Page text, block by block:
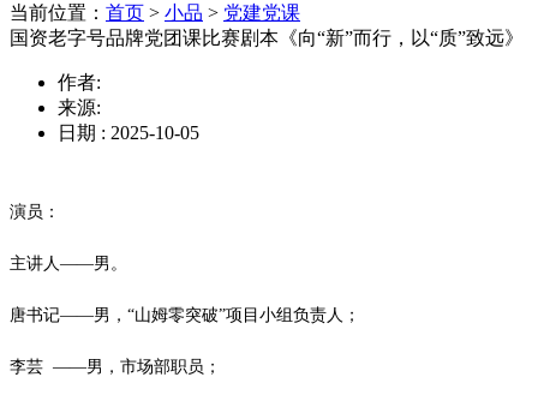
当前位置： 首页 > 小品 > 党建党课
国资老字号品牌党团课比赛剧本《向“新”而行，以“质”致远》
作者:
来源:
日期 : 2025-10-05
演员：
主讲人——男。
唐书记——男，“山姆零突破”项目小组负责人；
李芸 ——男，市场部职员；